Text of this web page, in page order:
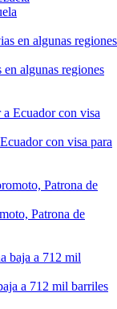
algunas regiones
con visa para
Patrona de
a 712 mil barriles